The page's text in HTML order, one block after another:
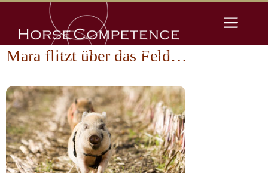
springen
Mara flitzt über das Feld…